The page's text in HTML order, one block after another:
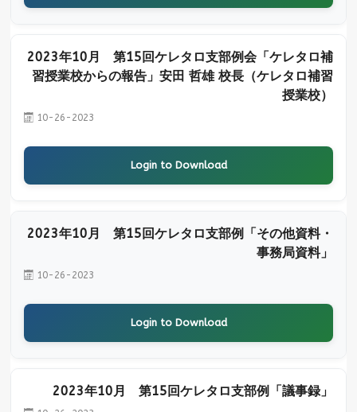
2023年10月 第15回ケレタロ支部例会「ケレタロ補
習授業校からの報告」安田 哲雄 校長（ケレタロ補習
授業校）
10-26-2023
Login to Download
2023年10月 第15回ケレタロ支部例「その他資料・
事務局資料」
10-26-2023
Login to Download
2023年10月 第15回ケレタロ支部例「議事録」